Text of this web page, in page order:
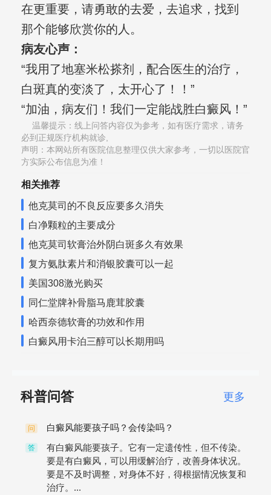
在更重要，请勇敢的去爱，去追求，找到
那个能够欣赏你的人。
病友心声：
“我用了地塞米松搽剂，配合医生的治疗，
白斑真的变淡了，太开心了！！”
“加油，病友们！我们一定能战胜白癜风！”
温馨提示：线上问答内容仅为参考，如有医疗需求，请务
必到正规医疗机构就诊,
声明：本网站所有医院信息整理仅供大家参考，一切以医院官
方实际公布信息为准！
相关推荐
他克莫司的不良反应要多久消失
白净颗粒的主要成分
他克莫司软膏治外阴白斑多久有效果
复方氨肽素片和消银胶囊可以一起
美国308激光购买
同仁堂牌补骨脂马鹿茸胶囊
哈西奈德软膏的功效和作用
白癜风用卡泊三醇可以长期用吗
科普问答 更多
问 白癜风能要孩子吗？会传染吗？
答
有白癜风能要孩子。它有一定遗传性，但不传染。
要是有白癜风，可以用缓解治疗，改善身体状况。
要是不及时调整，对身体不好，得根据情况恢复和
治疗。...